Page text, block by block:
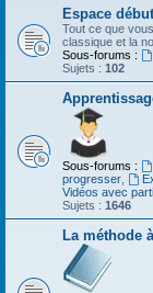
Espace
Tout ce que
classique et la
Sous-forums :
Sujets : 102
Sous-forums :
progresser
Vidéos avec
Sujets : 1646
La méthode